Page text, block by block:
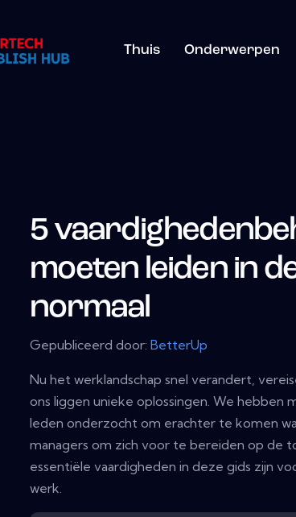
Thuis Onderwerpen
5
moeten leiden in
normaal
Gepubliceerd door:BetterUp
Nu het werklandschap snel verandert,
ons liggen unieke oplossingen. We hebben
leden onderzocht om erachter te komen
managers om zich voor te bereiden op de
essentiële vaardigheden in deze gids zijn
werk.